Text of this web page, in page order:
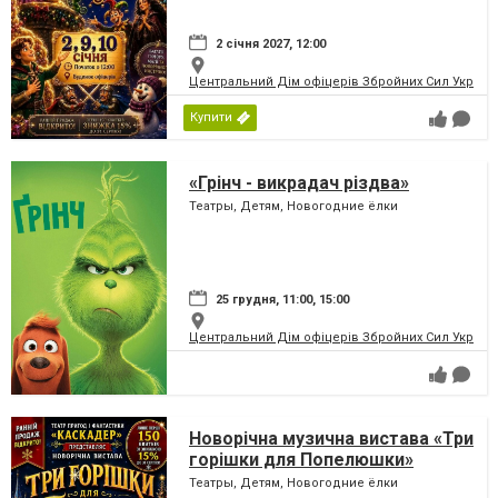
2 січня 2027, 12:00
Центральний Дім офіцерів Збройних Сил
Купити
«Грінч - викрадач різдва»
Театры, Детям, Новогодние ёлки
25 грудня, 11:00, 15:00
Центральний Дім офіцерів Збройних Сил
Новорічна музична вистава «Три
горішки для Попелюшки»
Театры, Детям, Новогодние ёлки